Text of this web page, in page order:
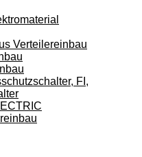
Verteilereinbau
FI,